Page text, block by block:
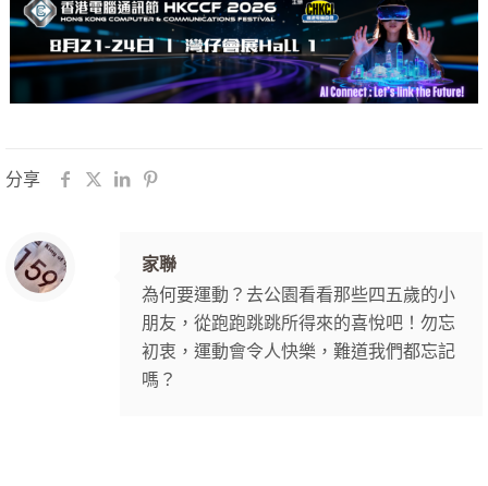
分享
家聯
為何要運動？去公園看看那些四五歲的小
朋友，從跑跑跳跳所得來的喜悅吧！勿忘
初衷，運動會令人快樂，難道我們都忘記
嗎？